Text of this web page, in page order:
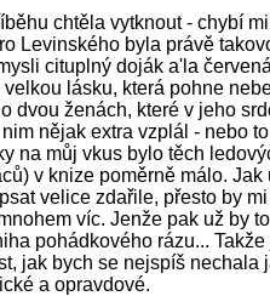
chtěla vytknout - chybí mi
Levinského byla právě
cituplný doják a'la červená
lásku, která pohne
dvou ženách, které v jeho
nějak extra vzplál - nebo to
na můj vkus bylo těch
v knize poměrně málo. Jak
velice zdařile, přesto by
víc. Jenže pak už by to
pohádkového rázu... Takže
jak bych se nejspíš nechala
a opravdové.